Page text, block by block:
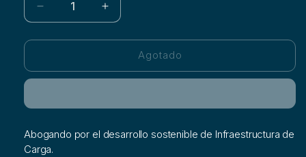
Reducir
cantidad
para
Huawei
Ultrarápida
Refrigerada
por
Aumentar
cantidad
para
Arquitectura
Huawei
Ultrarápida
Refrigerada
por
Agotado
Abogando por el desarrollo sostenible de Infraestructura de
Carga.